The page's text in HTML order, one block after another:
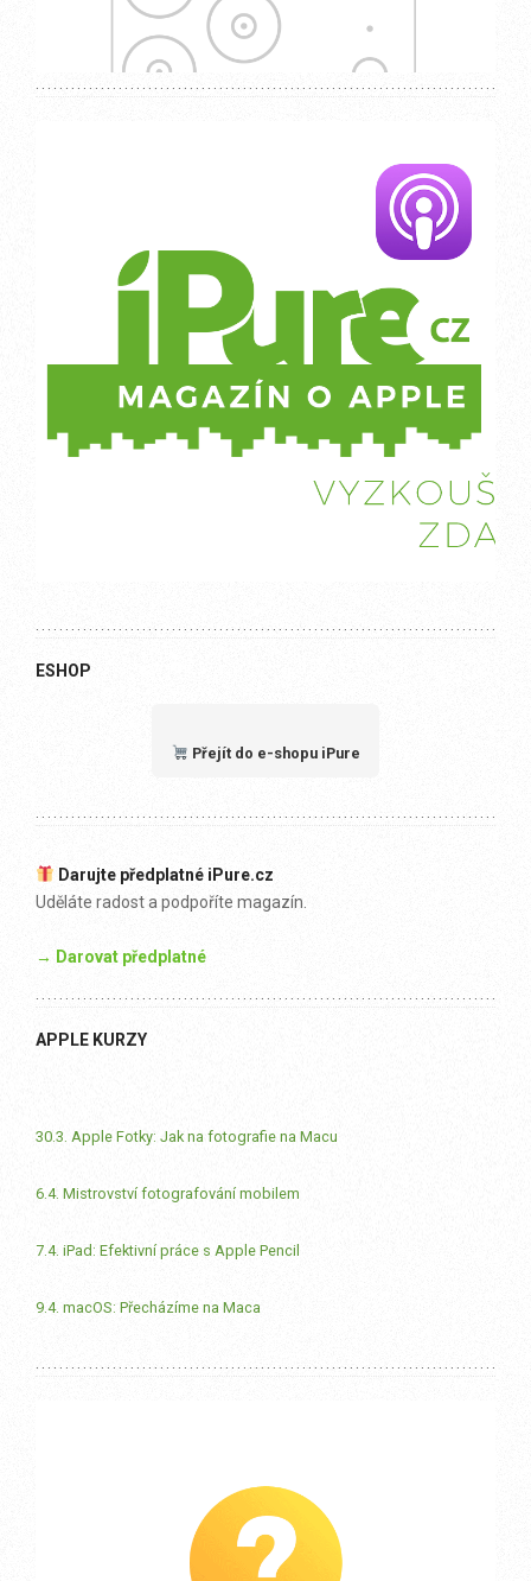
ESHOP
Přejít do e-shopu iPure
Darujte předplatné iPure.cz
Uděláte radost a podpoříte magazín.
→ Darovat předplatné
APPLE KURZY
30.3. Apple Fotky: Jak na fotografie na Macu
6.4. Mistrovství fotografování mobilem
7.4. iPad: Efektivní práce s Apple Pencil
9.4. macOS: Přecházíme na Maca